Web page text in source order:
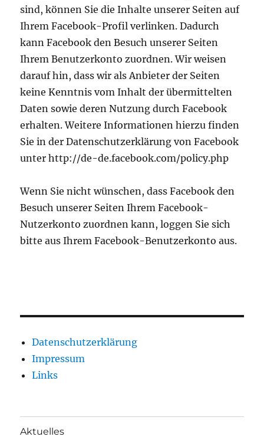
sind, können Sie die Inhalte unserer Seiten auf
Ihrem Facebook-Profil verlinken. Dadurch
kann Facebook den Besuch unserer Seiten
Ihrem Benutzerkonto zuordnen. Wir weisen
darauf hin, dass wir als Anbieter der Seiten
keine Kenntnis vom Inhalt der übermittelten
Daten sowie deren Nutzung durch Facebook
erhalten. Weitere Informationen hierzu finden
Sie in der Datenschutzerklärung von Facebook
unter http://de-de.facebook.com/policy.php
Wenn Sie nicht wünschen, dass Facebook den
Besuch unserer Seiten Ihrem Facebook-
Nutzerkonto zuordnen kann, loggen Sie sich
bitte aus Ihrem Facebook-Benutzerkonto aus.
Datenschutzerklärung
Impressum
Links
Aktuelles